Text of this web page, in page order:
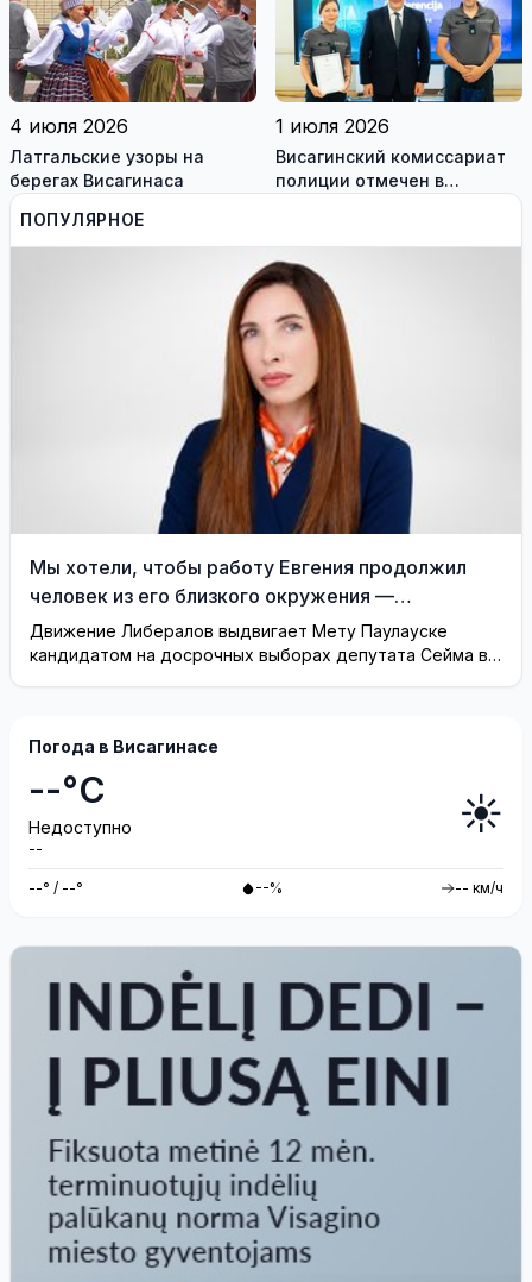
4 июля 2026
Латгальские узоры на
берегах Висагинаса
1 июля 2026
Висагинский комиссариат
полиции отмечен в
ПОПУЛЯРНОЕ
Мы хотели, чтобы работу Евгения продолжил
человек из его близкого окружения —
Висагинское отделение Либерального движения
Движение Либералов выдвигает Мету Паулауске
кандидатом на досрочных выборах депутата Сейма в
Погода в Висагинасе
--°C
Недоступно
--
☀️
--° / --° --% -- км/ч